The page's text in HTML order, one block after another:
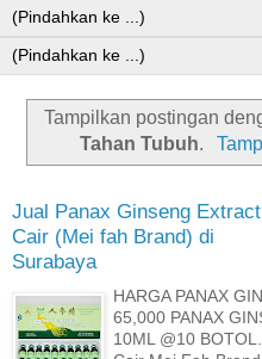
Tampilkan postingan
Tahan Tubuh.
Jual Panax Ginseng
Cair (Mei fah Brand) di
Surabaya
HARGA PANAX
65,000 PANAX
10ML @10